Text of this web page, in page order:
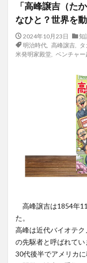
「高峰譲吉（た
なひと？世界を
2024年10月23日
知
明治時代
高峰譲吉, タ
米発明家殿堂
ベンチャー
高峰譲吉は1854年
た。
高峰は近代バイオテ
の先駆者と呼ばれてい
30代後半でアメリカ